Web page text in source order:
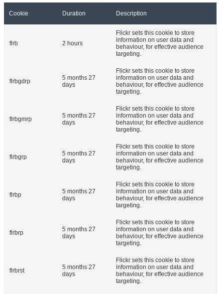
Cookie Duration Description
flrb 2 hours
Flickr sets this cookie to store
information on user data and
behaviour, for effective audience
targeting.
flrbgdrp
5 months 27
days
Flickr sets this cookie to store
information on user data and
behaviour, for effective audience
targeting.
flrbgmrp
5 months 27
days
Flickr sets this cookie to store
information on user data and
behaviour, for effective audience
targeting.
flrbgrp
5 months 27
days
Flickr sets this cookie to store
information on user data and
behaviour, for effective audience
targeting.
flrbp
5 months 27
days
Flickr sets this cookie to store
information on user data and
behaviour, for effective audience
targeting.
flrbrp
5 months 27
days
Flickr sets this cookie to store
information on user data and
behaviour, for effective audience
targeting.
flrbrst
5 months 27
days
Flickr sets this cookie to store
information on user data and
behaviour, for effective audience
targeting.